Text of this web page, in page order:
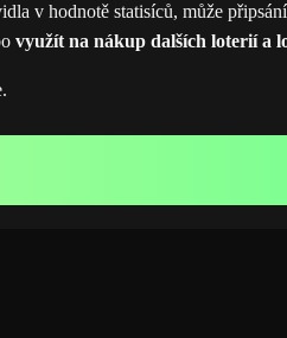
v hodnotě statisíců, může
využít na nákup dalších loterií a